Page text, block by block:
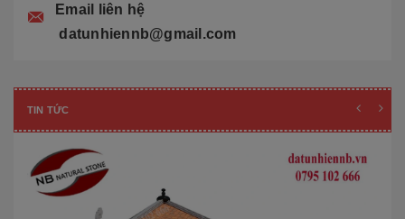
Email liên hệ
datunhiennb@gmail.com
TIN TỨC